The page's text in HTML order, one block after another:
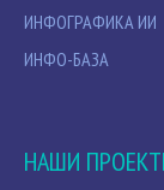
ИНФОГРАФИКА ИИ
ИНФО-БАЗА
НАШИ